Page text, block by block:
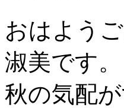
おはよう
淑美です。
秋の気配